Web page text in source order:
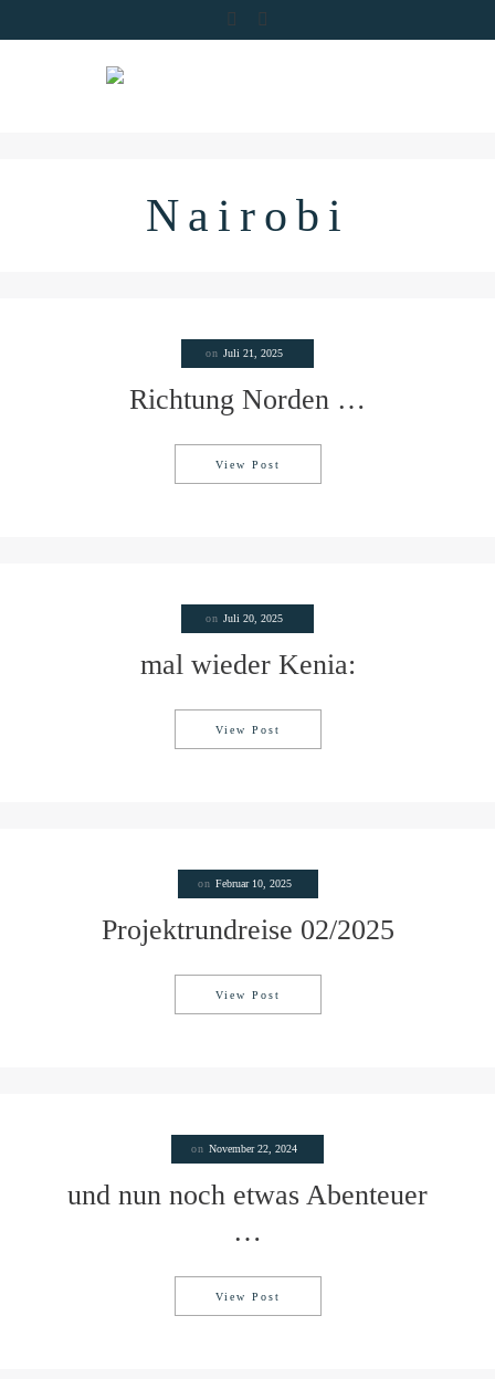
to
Nairobi
on Juli 21, 2025
Richtung Norden …
View Post
on Juli 20, 2025
mal wieder Kenia:
View Post
on Februar 10, 2025
Projektrundreise 02/2025
View Post
on November 22, 2024
und nun noch etwas Abenteuer
…
View Post